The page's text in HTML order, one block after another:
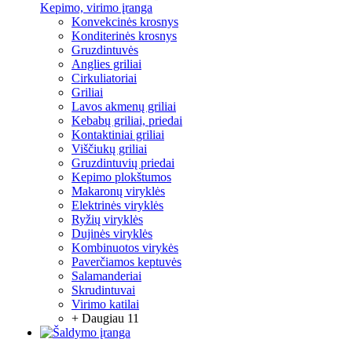
Kepimo, virimo įranga
Konvekcinės krosnys
Konditerinės krosnys
Gruzdintuvės
Anglies griliai
Cirkuliatoriai
Griliai
Lavos akmenų griliai
Kebabų griliai, priedai
Kontaktiniai griliai
Viščiukų griliai
Gruzdintuvių priedai
Kepimo plokštumos
Makaronų viryklės
Elektrinės viryklės
Ryžių viryklės
Dujinės viryklės
Kombinuotos virykės
Paverčiamos keptuvės
Salamanderiai
Skrudintuvai
Virimo katilai
+ Daugiau 11